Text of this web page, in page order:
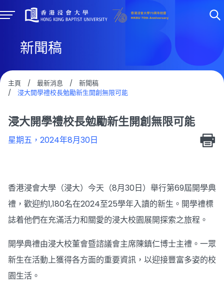
新聞稿
主頁 / 最新消息 /
新聞稿
/
浸大開學禮校長勉勵新生開創無限可能
浸大開學禮校長勉勵新生開創無限可能
星期五，2024年8月30日
香港浸會大學（浸大）今天（8月30日）舉行第69屆開學典
禮，歡迎約1,180名在2024至25學年入讀的新生。開學禮標
誌着他們在充滿活力和關愛的浸大校園展開探索之旅程。
開學典禮由浸大校董會暨諮議會主席陳鎮仁博士主禮。一眾
新生在活動上獲得各方面的重要資訊，以迎接豐富多姿的校
園生活。